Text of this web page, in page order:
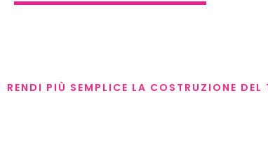
RENDI PIÙ SEMPLICE LA COSTRUZIONE